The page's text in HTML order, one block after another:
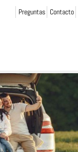
Preguntas Contacto